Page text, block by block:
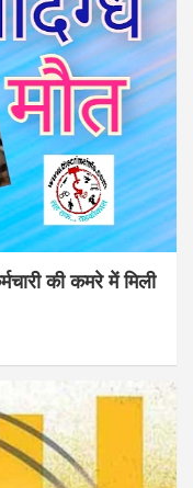
की कमरे में मिली